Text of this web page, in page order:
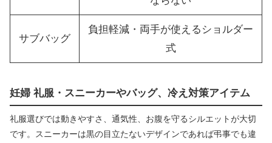
サブバッグ
負担軽減・両手が使えるショルダー
式
妊婦 礼服・スニーカーやバッグ、冷え対策アイテム
礼服選びでは動きやすさ、通気性、お腹を守るシルエットが大切
です。スニーカーは黒の目立たないデザインであれば弔事でも違